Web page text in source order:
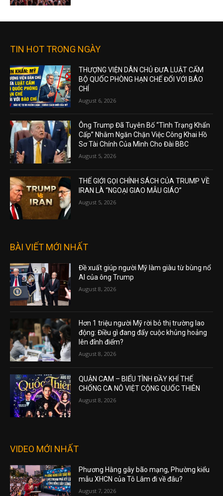
TIN HOT TRONG NGÀY
THƯỢNG VIỆN DÂN CHỦ ĐƯA LUẬT CẤM
BỘ QUỐC PHÒNG HẠN CHẾ ĐỐI VỚI BÁO
CHÍ
August 6, 2026
Ông Trump Đã Tuyên Bố “Tình Trạng Khẩn
Cấp” Nhằm Ngăn Chặn Việc Công Khai Hồ
Sơ Tài Chính Của Mình Cho Đài BBC
August 5, 2026
THẾ GIỚI GỌI CHÍNH SÁCH CỦA TRUMP VỀ
IRAN LÀ “NGOẠI GIAO MẪU GIÁO”
August 5, 2026
BÀI VIẾT MỚI NHẤT
Đề xuất giúp người Mỹ làm giàu từ bùng nổ
AI của ông Trump
August 8, 2026
Hơn 1 triệu người Mỹ rời bỏ thị trường lao
động: Điều gì đang đẩy cuộc khủng hoảng
lên đỉnh điểm?
August 8, 2026
QUẬN CAM – BIỂU TÌNH ĐẦY KHÍ THẾ
CHỐNG CA NÔ VIỆT CỘNG QUỐC THIÊN
August 8, 2026
VIDEO MỚI NHẤT
Phương Hằng gây bão mạng, Phường kiểu
mẫu XHCN của Tô Lâm đi về đâu?
August 7, 2026